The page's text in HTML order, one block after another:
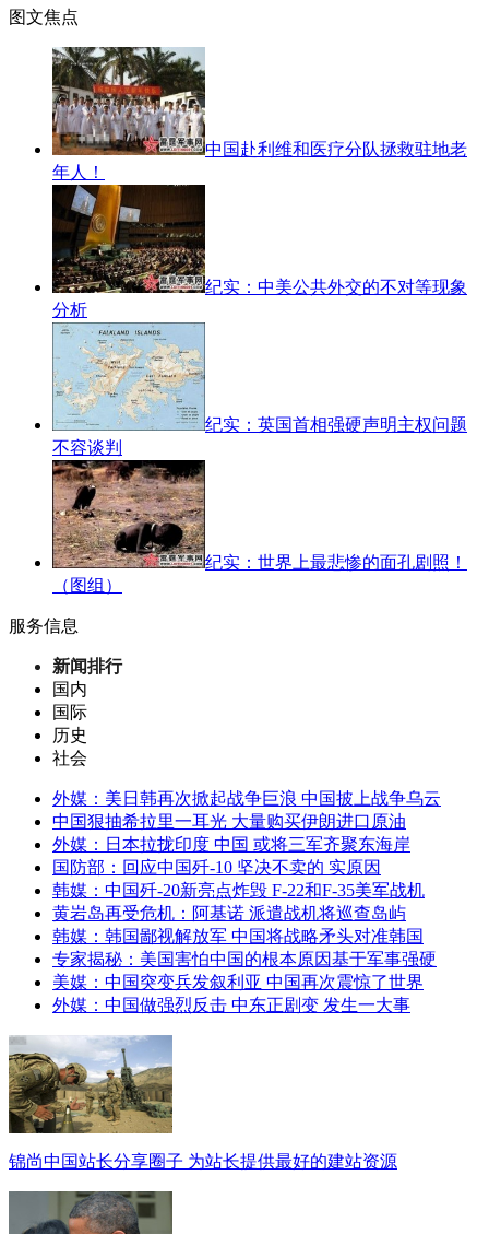
图文焦点
中国赴利维和医疗分队拯救驻地老
年人！
纪实：中美公共外交的不对等现象
分析
纪实：英国首相强硬声明主权问题
不容谈判
纪实：世界上最悲惨的面孔剧照！
（图组）
服务信息
新闻排行
国内
国际
历史
社会
外媒：美日韩再次掀起战争巨浪 中国披上战争乌云
中国狠抽希拉里一耳光 大量购买伊朗进口原油
外媒：日本拉拢印度 中国 或将三军齐聚东海岸
国防部：回应中国歼-10 坚决不卖的 实原因
韩媒：中国歼-20新亮点炸毁 F-22和F-35美军战机
黄岩岛再受危机：阿基诺 派遣战机将巡查岛屿
韩媒：韩国鄙视解放军 中国将战略矛头对准韩国
专家揭秘：美国害怕中国的根本原因基于军事强硬
美媒：中国突变兵发叙利亚 中国再次震惊了世界
外媒：中国做强烈反击 中东正剧变 发生一大事
锦尚中国站长分享圈子 为站长提供最好的建站资源